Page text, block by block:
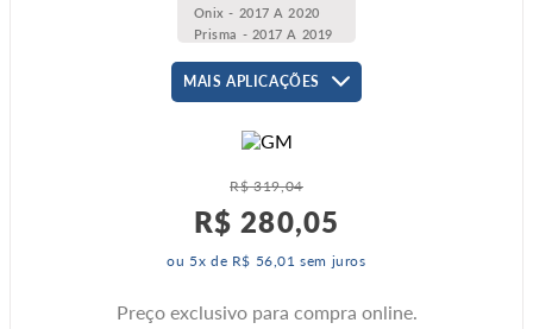
Onix - 2017 A 2020
Prisma - 2017 A 2019
Tracker - 2021 A 2021
MAIS APLICAÇÕES
R$ 319,04
R$ 280,05
ou 5x de R$ 56 ,01 sem juros
Preço exclusivo para compra online.